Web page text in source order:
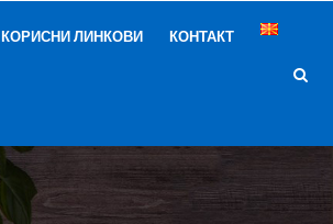
КОРИСНИ ЛИНКОВИ КОНТАКТ